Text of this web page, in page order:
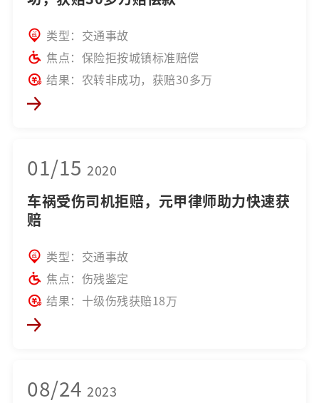
类型：交通事故
焦点：保险拒按城镇标准赔偿
结果：农转非成功，获赔30多万
01/15 2020
车祸受伤司机拒赔，元甲律师助力快速获
赔
类型：交通事故
焦点：伤残鉴定
结果：十级伤残获赔18万
08/24 2023